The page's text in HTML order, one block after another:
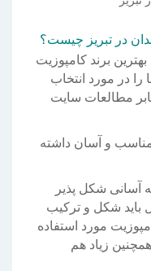
در تبریز چیست؟
برند کامپوزیت
را در مورد انتخاب
مطالعات سایت
و آسان داشته
آسانی شکل پذیر
باید شکل و ترکیب
مورد استفاده
همچنین زیاد هم